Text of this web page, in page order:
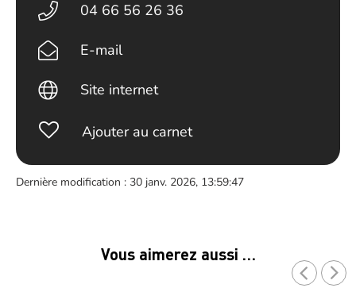
04 66 56 26 36
E-mail
Site internet
Ajouter au carnet
Dernière modification : 30 janv. 2026, 13:59:47
Vous aimerez aussi …